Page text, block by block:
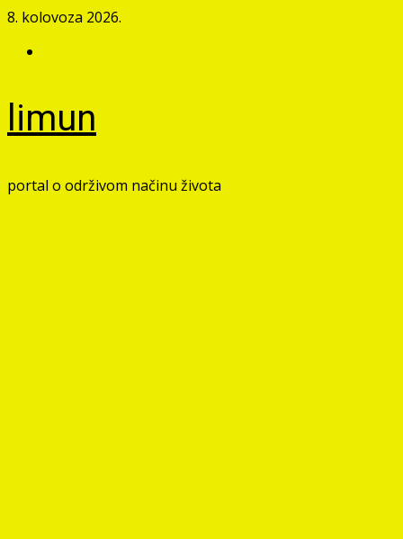
Skip
content
8. kolovoza 2026.
limun
portal o održivom načinu života